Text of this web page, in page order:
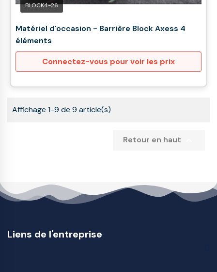
BLOCK4-26
Matériel d'occasion - Barrière Block Axess 4
éléments
Connectez-vous pour voir les prix
Affichage 1-9 de 9 article(s)
Retour en haut
Liens de l'entreprise